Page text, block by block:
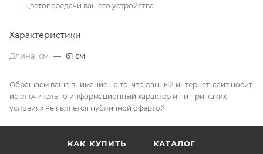
цветопередачи вашего устройства
Характеристики
Длина, см — 61 см
Обращаем ваше внимание на то, что данный интернет-сайт носит
исключительно информационный характер и ни при каких
условиях не является публичной офертой
КАК КУПИТЬ КАТАЛОГ